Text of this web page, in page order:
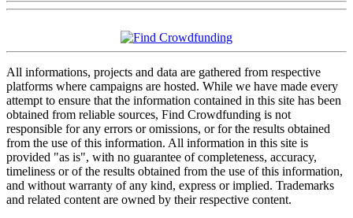
All informations, projects and data are gathered from respective
platforms where campaigns are hosted. While we have made every
attempt to ensure that the information contained in this site has been
obtained from reliable sources, Find Crowdfunding is not
responsible for any errors or omissions, or for the results obtained
from the use of this information. All information in this site is
provided "as is", with no guarantee of completeness, accuracy,
timeliness or of the results obtained from the use of this information,
and without warranty of any kind, express or implied. Trademarks
and related content are owned by their respective content.